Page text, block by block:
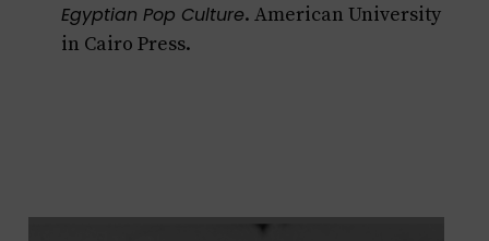
Egyptian Pop Culture. American University
in Cairo Press.